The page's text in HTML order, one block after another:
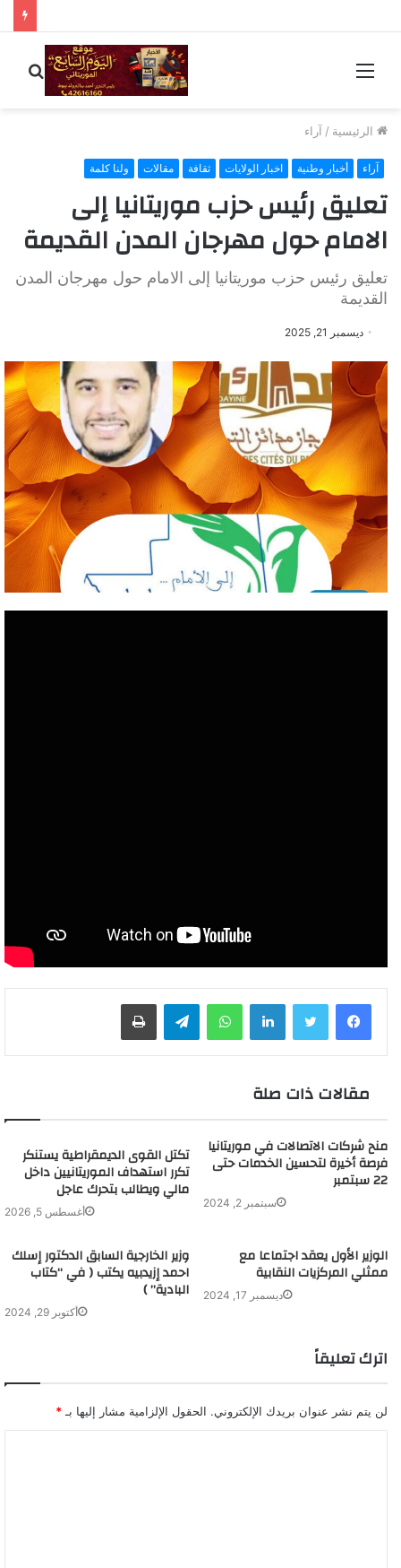
الرئيسية / آراء
آراء أخبار وطنية اخبار الولايات ثقافة مقالات ولنا كلمة
تعليق رئيس حزب موريتانيا إلى
الامام حول مهرجان المدن القديمة
تعليق رئيس حزب موريتانيا إلى الامام حول مهرجان المدن
القديمة
ديسمبر 21, 2025
لينكدإن واتساب تيلقرام طباعة
مقالات ذات صلة
تكتل القوى الديمقراطية يستنكر
تكرر استهداف الموريتانيين داخل
مالي ويطالب بتحرك عاجل
أغسطس 5, 2026
منح شركات الاتصالات في موريتانيا
فرصة أخيرة لتحسين الخدمات حتى
22 سبتمبر
سبتمبر 2, 2024
وزير الخارجية السابق الدكتور إسلك
احمد إزيدبيه يكتب ( في “كتاب
البادية” )
أكتوبر 29, 2024
الوزير الأول يعقد اجتماعا مع
ممثلي المركزيات النقابية
ديسمبر 17, 2024
اترك تعليقاً
لن يتم نشر عنوان بريدك الإلكتروني. الحقول الإلزامية مشار إليها بـ *